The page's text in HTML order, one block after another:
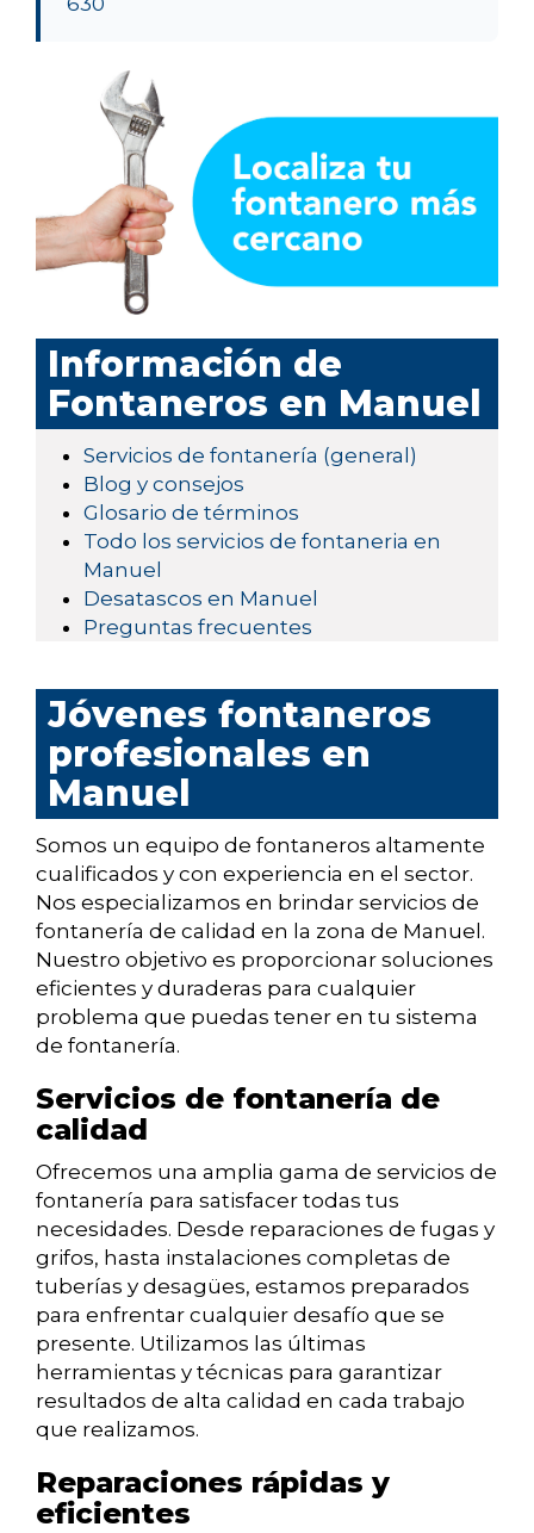
Información de
Fontaneros en Manuel
Servicios de fontanería (general)
Blog y consejos
Glosario de términos
Todo los servicios de fontaneria en
Manuel
Desatascos en Manuel
Preguntas frecuentes
Jóvenes fontaneros
profesionales en
Manuel
Somos un equipo de fontaneros altamente
cualificados y con experiencia en el sector.
Nos especializamos en brindar servicios de
fontanería de calidad en la zona de Manuel.
Nuestro objetivo es proporcionar soluciones
eficientes y duraderas para cualquier
problema que puedas tener en tu sistema
de fontanería.
Servicios de fontanería de
calidad
Ofrecemos una amplia gama de servicios de
fontanería para satisfacer todas tus
necesidades. Desde reparaciones de fugas y
grifos, hasta instalaciones completas de
tuberías y desagües, estamos preparados
para enfrentar cualquier desafío que se
presente. Utilizamos las últimas
herramientas y técnicas para garantizar
resultados de alta calidad en cada trabajo
que realizamos.
Reparaciones rápidas y
eficientes